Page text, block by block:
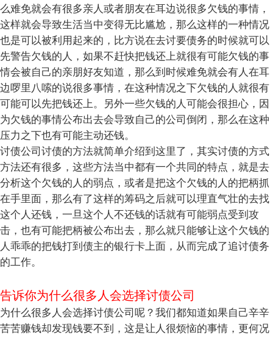
么难免就会有很多亲人或者朋友在耳边说很多欠钱的事情，
这样就会导致生活当中变得无比尴尬，那么这样的一种情况
也是可以被利用起来的，比方说在去讨要债务的时候就可以
先警告欠钱的人，如果不赶快把钱还上就很有可能欠钱的事
情会被自己的亲朋好友知道，那么到时候难免就会有人在耳
边啰里八嗦的说很多事情，在这种情况之下欠钱的人就很有
可能可以先把钱还上。另外一些欠钱的人可能会很担心，因
为欠钱的事情公布出去会导致自己的公司倒闭，那么在这种
压力之下也有可能主动还钱。
讨债公司讨债的方法就简单介绍到这里了，其实讨债的方式
方法还有很多，这些方法当中都有一个共同的特点，就是去
分析这个欠钱的人的弱点，或者是把这个欠钱的人的把柄抓
在手里面，那么有了这样的筹码之后就可以理直气壮的去找
这个人还钱，一旦这个人不还钱的话就有可能弱点受到攻
击，也有可能把柄被公布出去，那么就只能够让这个欠钱的
人乖乖的把钱打到债主的银行卡上面，从而完成了追讨债务
的工作。
告诉你为什么很多人会选择讨债公司
为什么很多人会选择讨债公司呢？我们都知道如果自己辛辛
苦苦赚钱却发现钱要不到，这是让人很烦恼的事情，更何况